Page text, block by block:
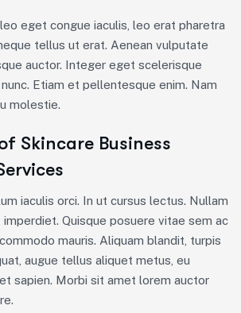
eget congue iaculis, leo erat pharetra
tellus ut erat. Aenean vulputate
auctor. Integer eget scelerisque
Etiam et pellentesque enim. Nam
molestie.
Skincare Business
iaculis orci. In ut cursus lectus. Nullam
Quisque posuere vitae sem ac
mauris. Aliquam blandit, turpis
augue tellus aliquet metus, eu
sapien. Morbi sit amet lorem auctor